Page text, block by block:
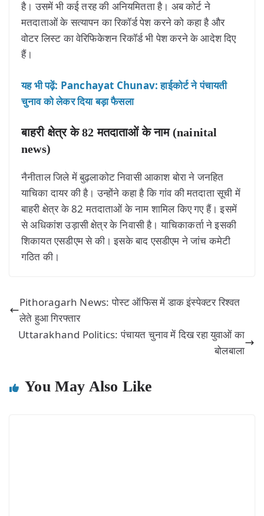
है। उसमें भी कई तरह की अनियमितता है। अब कोर्ट ने
मतदाताओं के सत्यापन का रिकॉर्ड पेश करने को कहा है और
वोटर लिस्ट का वेरिफिकेशन रिकॉर्ड भी पेश करने के आदेश दिए
हैं।
यह भी पढ़ें: Panchayat Chunav: हाईकोर्ट ने पंचायती
चुनाव को लेकर दिया बड़ा फैसला
बाहरी क्षेत्र के 82 मतदाताओं के नाम (nainital
news)
नैनीताल जिले में बुढ़लाकोट निवासी आकाश बोरा ने जनहित
याचिका दायर की है। उन्होंने कहा है कि गांव की मतदाता सूची में
बाहरी क्षेत्र के 82 मतदाताओं के नाम शामिल किए गए हैं। इसमें
से अधिकांश उड़ासी क्षेत्र के निवासी है। याचिकाकर्ता ने इसकी
शिकायत एसडीएम से की। इसके बाद एसडीएम ने जांच कमेटी
गठित की।
Pithoragarh News: पोस्ट ऑफिस में डाक इंस्पेक्टर रिश्वत
लेते हुआ गिरफ्तार
Uttarakhand Politics: पंचायत चुनाव में दिख रहा युवाओं का
बोलबाला
You May Also Like